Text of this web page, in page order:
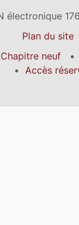
électronique
Plan du site
neuf
Accès